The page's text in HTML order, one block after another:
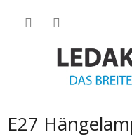
E27